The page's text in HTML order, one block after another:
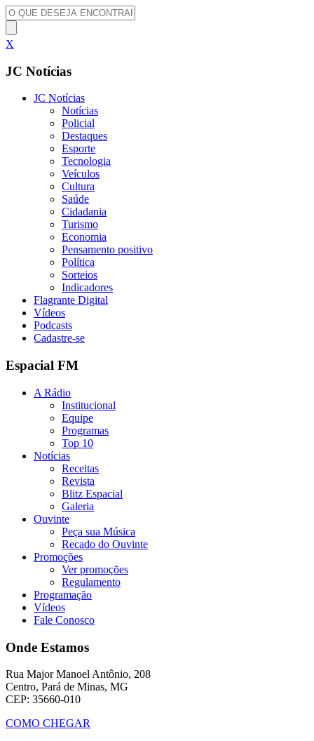
X
JC Notícias
JC Notícias
Notícias
Policial
Destaques
Esporte
Tecnologia
Veículos
Cultura
Saúde
Cidadania
Turismo
Economia
Pensamento positivo
Política
Sorteios
Indicadores
Flagrante Digital
Vídeos
Podcasts
Cadastre-se
Espacial FM
A Rádio
Institucional
Equipe
Programas
Top 10
Notícias
Receitas
Revista
Blitz Espacial
Galeria
Ouvinte
Peça sua Música
Recado do Ouvinte
Promoções
Ver promoções
Regulamento
Programação
Vídeos
Fale Conosco
Onde Estamos
Rua Major Manoel Antônio, 208
Centro, Pará de Minas, MG
CEP: 35660-010
COMO CHEGAR